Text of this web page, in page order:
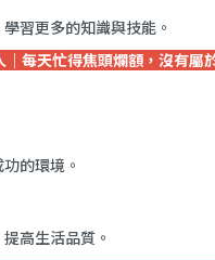
習更多的知識與技能。
每天忙得焦頭爛額，沒有屬
的環境。
高生活品質。